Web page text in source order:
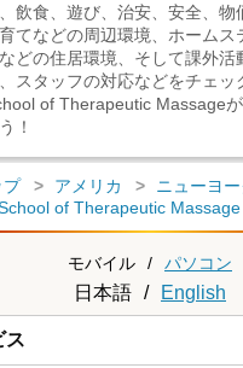
飲食、遊び、治安、安全、物
てなどの周辺環境、ホームス
どの住居環境、そして課外活
スタッフの対応などをチェッ
of Therapeutic Massage
！
プ アメリカ ニューヨー
of Therapeutic Massage
モバイル / パソコン
日本語 / English
ス